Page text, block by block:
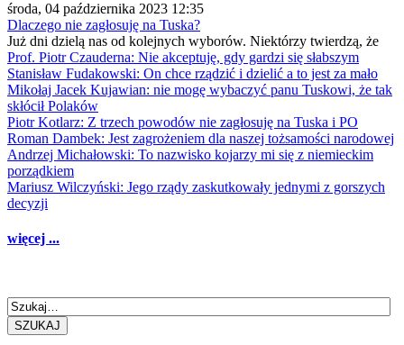
środa, 04 października 2023 12:35
Dlaczego nie zagłosuję na Tuska?
Już dni dzielą nas od kolejnych wyborów. Niektórzy twierdzą, że
Prof. Piotr Czauderna: Nie akceptuję, gdy gardzi się słabszym
Stanisław Fudakowski: On chce rządzić i dzielić a to jest za mało
Mikołaj Jacek Kujawian: nie mogę wybaczyć panu Tuskowi, że tak
skłócił Polaków
Piotr Kotlarz: Z trzech powodów nie zagłosuję na Tuska i PO
Roman Dambek: Jest zagrożeniem dla naszej tożsamości narodowej
Andrzej Michałowski: To nazwisko kojarzy mi się z niemieckim
porządkiem
Mariusz Wilczyński: Jego rządy zaskutkowały jednymi z gorszych
decyzji
więcej ...
SZUKAJ